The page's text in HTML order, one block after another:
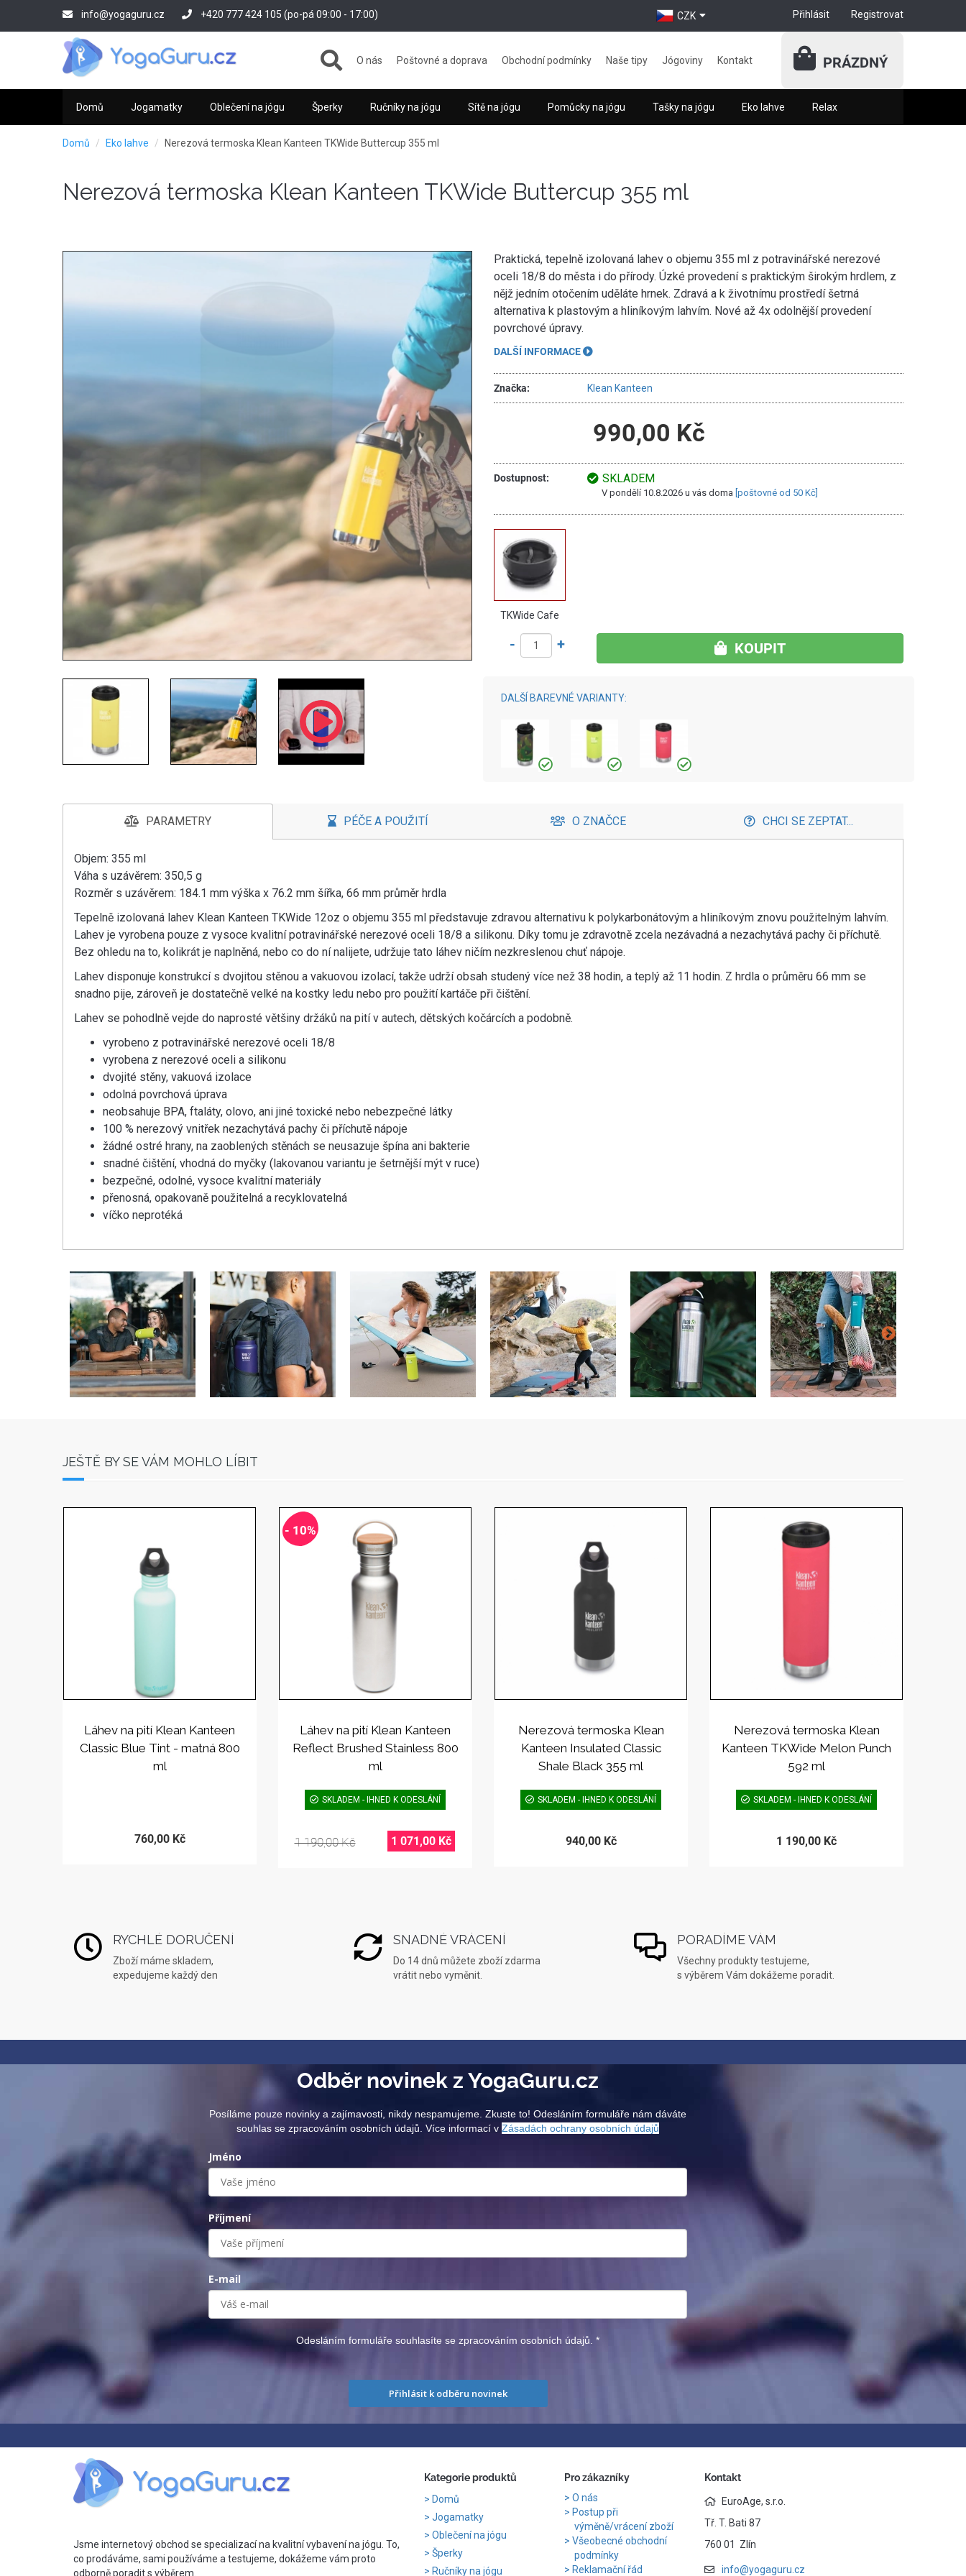
info@yogaguru.cz +420 777 424 105 (po-pá 09:00 - 17:00) Přihlásit Registrovat
CZK
O nás Poštovné a doprava Obchodní podmínky Naše tipy Jógoviny Kontakt PRÁZDNÝ
Domů Jogamatky Oblečení na jógu Šperky Ručníky na jógu Sítě na jógu Pomůcky na jógu Tašky na jógu Eko lahve Relax
Domů Eko lahve Nerezová termoska Klean Kanteen TKWide Buttercup 355 ml
Nerezová termoska Klean Kanteen TKWide Buttercup 355 ml
Praktická, tepelně izolovaná lahev o objemu 355 ml z potravinářské nerezové
oceli 18/8 do města i do přírody. Úzké provedení s praktickým širokým hrdlem, z
nějž jedním otočením uděláte hrnek. Zdravá a k životnímu prostředí šetrná
alternativa k plastovým a hliníkovým lahvím. Nové až 4x odolnější provedení
povrchové úpravy.
DALŠÍ INFORMACE
Značka: Klean Kanteen
990,00 Kč
Dostupnost: SKLADEM
V pondělí 10.8.2026 u vás doma [poštovné od 50 Kč]
TKWide Cafe
- + KOUPIT
DALŠÍ BAREVNÉ VARIANTY:
PARAMETRY PÉČE A POUŽITÍ O ZNAČCE CHCI SE ZEPTAT...
Objem: 355 ml
Váha s uzávěrem: 350,5 g
Rozměr s uzávěrem: 184.1 mm výška x 76.2 mm šířka, 66 mm průměr hrdla
Tepelně izolovaná lahev Klean Kanteen TKWide 12oz o objemu 355 ml představuje zdravou alternativu k polykarbonátovým a hliníkovým znovu použitelným lahvím.
Lahev je vyrobena pouze z vysoce kvalitní potravinářské nerezové oceli 18/8 a silikonu. Díky tomu je zdravotně zcela nezávadná a nezachytává pachy či příchutě.
Bez ohledu na to, kolikrát je naplněná, nebo co do ní nalijete, udržuje tato láhev ničím nezkreslenou chuť nápoje.
Lahev disponuje konstrukcí s dvojitou stěnou a vakuovou izolací, takže udrží obsah studený více než 38 hodin, a teplý až 11 hodin. Z hrdla o průměru 66 mm se
snadno pije, zároveň je dostatečně velké na kostky ledu nebo pro použití kartáče při čištění.
Lahev se pohodlně vejde do naprosté většiny držáků na pití v autech, dětských kočárcích a podobně.
vyrobeno z potravinářské nerezové oceli 18/8
vyrobena z nerezové oceli a silikonu
dvojité stěny, vakuová izolace
odolná povrchová úprava
neobsahuje BPA, ftaláty, olovo, ani jiné toxické nebo nebezpečné látky
100 % nerezový vnitřek nezachytává pachy či příchutě nápoje
žádné ostré hrany, na zaoblených stěnách se neusazuje špína ani bakterie
snadné čištění, vhodná do myčky (lakovanou variantu je šetrnější mýt v ruce)
bezpečné, odolné, vysoce kvalitní materiály
přenosná, opakovaně použitelná a recyklovatelná
víčko neprotéká
JEŠTĚ BY SE VÁM MOHLO LÍBIT
Láhev na pití Klean Kanteen
Classic Blue Tint - matná 800
ml
760,00 Kč
- 10%
Láhev na pití Klean Kanteen
Reflect Brushed Stainless 800
ml
SKLADEM - IHNED K ODESLÁNÍ
1 190,00 Kč 1 071,00 Kč
Nerezová termoska Klean
Kanteen Insulated Classic
Shale Black 355 ml
SKLADEM - IHNED K ODESLÁNÍ
940,00 Kč
Nerezová termoska Klean
Kanteen TKWide Melon Punch
592 ml
SKLADEM - IHNED K ODESLÁNÍ
1 190,00 Kč
RYCHLÉ DORUČENÍ
Zboží máme skladem,
expedujeme každý den
SNADNÉ VRÁCENÍ
Do 14 dnů můžete zboží zdarma
vrátit nebo vyměnit.
PORADÍME VÁM
Všechny produkty testujeme,
s výběrem Vám dokážeme poradit.
Odběr novinek z YogaGuru.cz
Posíláme pouze novinky a zajímavosti, nikdy nespamujeme. Zkuste to! Odesláním formuláře nám dáváte
souhlas se zpracováním osobních údajů. Více informací vZásadách ochrany osobních údajů
Jméno
Příjmení
E-mail
Odesláním formuláře souhlasíte se zpracováním osobních údajů.*
Přihlásit k odběru novinek
Jsme internetový obchod se specializací na kvalitní vybavení na jógu. To,
co prodáváme, sami používáme a testujeme, dokážeme vám proto
odborně poradit s výběrem.
Kategorie produktů
Domů
Jogamatky
Oblečení na jógu
Šperky
Ručníky na jógu
Pro zákazníky
O nás
Postup při
výměně/vrácení zboží
Všeobecné obchodní
podmínky
Reklamační řád
Kontakt
EuroAge, s.r.o.
Tř. T. Bati 87
760 01 Zlín
info@yogaguru.cz